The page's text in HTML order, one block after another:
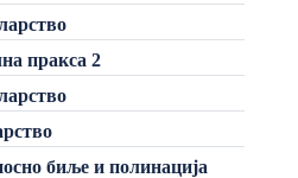
пракса 2
биље и полинација